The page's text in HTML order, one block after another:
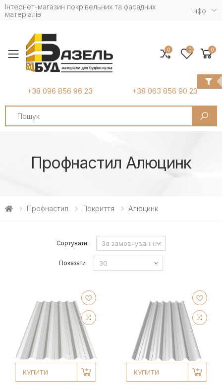
Інтернет-магазин покрівельних та фасадних
матеріалів
Iнфо
Toggle mobile menu
+38 096 856 96 23 +38 063 856 90 23
Search
0 0 0
Профнастил Алюцинк
Профнастил Покриття Алюцинк
Сортувати:
Показати
КУПИТИ КУПИТИ